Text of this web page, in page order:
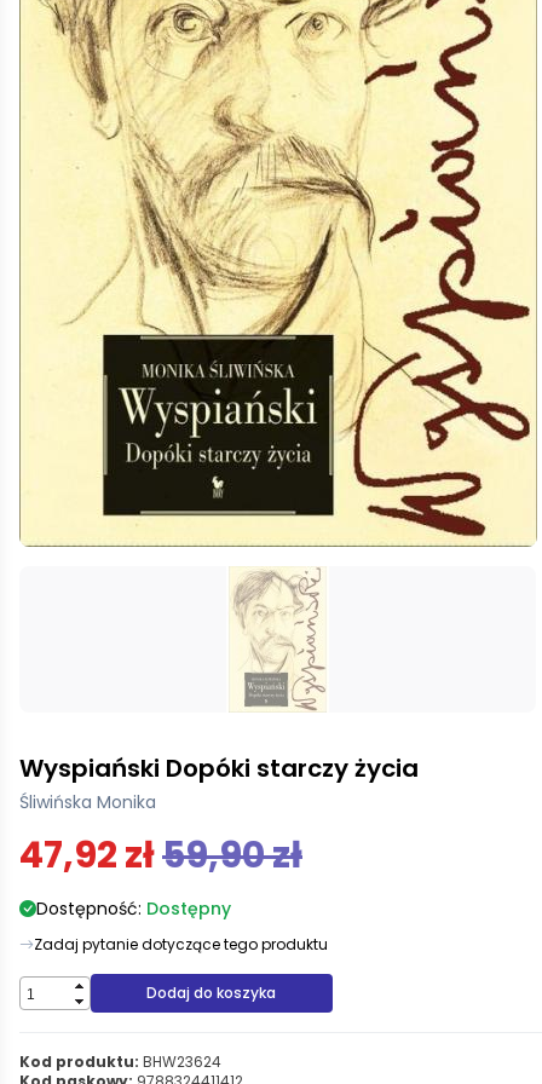
Wyspiański Dopóki starczy życia
Śliwińska Monika
47,92 zł59,90 zł
Dostępność: Dostępny
Zadaj pytanie dotyczące tego produktu
Dodaj do koszyka
Kod produktu: BHW23624